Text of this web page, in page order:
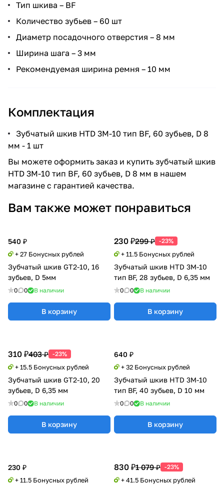
Тип шкива – BF
Количество зубьев – 60 шт
Диаметр посадочного отверстия – 8 мм
Ширина шага – 3 мм
Рекомендуемая ширина ремня – 10 мм
Комплектация
Зубчатый шкив HTD 3M-10 тип BF, 60 зубьев, D 8
мм - 1 шт
Вы можете оформить заказ и купить зубчатый шкив
HTD 3M-10 тип BF, 60 зубьев, D 8 мм в нашем
магазине с гарантией качества.
Вам также может понравиться
540 ₽
+ 27 Бонусных рублей
Зубчатый шкив GT2-10, 16
зубьев, D 5мм
0 0 В наличии
В корзину
230 ₽299 ₽ -23%
+ 11.5 Бонусных рублей
Зубчатый шкив HTD 3M-10
тип BF, 28 зубьев, D 6,35 мм
0 0 В наличии
В корзину
640 ₽
+ 32 Бонусных рублей
Зубчатый шкив HTD 3M-10
тип BF, 40 зубьев, D 10 мм
0 0 В наличии
В корзину
230 ₽
+ 11.5 Бонусных рублей
830 ₽1 079 ₽ -23%
+ 41.5 Бонусных рублей
310 ₽403 ₽ -23%
+ 15.5 Бонусных рублей
Зубчатый шкив GT2-10, 20
зубьев, D 6,35 мм
0 0 В наличии
В корзину